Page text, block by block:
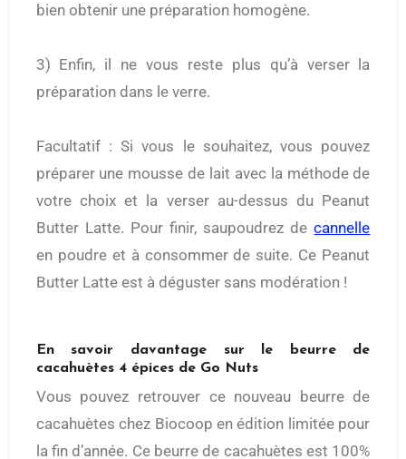
bien obtenir une préparation homogène.
3) Enfin, il ne vous reste plus qu’à verser la
préparation dans le verre.
Facultatif : Si vous le souhaitez, vous pouvez
préparer une mousse de lait avec la méthode de
votre choix et la verser au-dessus du Peanut
Butter Latte. Pour finir, saupoudrez decannelle
en poudre et à consommer de suite. Ce Peanut
Butter Latte est à déguster sans modération !
En savoir davantage sur le beurre de
cacahuètes 4 épices de Go Nuts
Vous pouvez retrouver ce nouveau beurre de
cacahuètes chez Biocoop en édition limitée pour
la fin d’année. Ce beurre de cacahuètes est 100%